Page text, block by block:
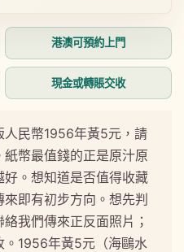
開
媒
體
案
港澳可預約上門
現金或轉賬交收
人民幣1956年黃5元，請
幣最值錢的正是原汁原
。想知道是否值得收藏
即有初步方向。想先判
我們傳來正反面照片；
。1956年黃5元（海鷗水